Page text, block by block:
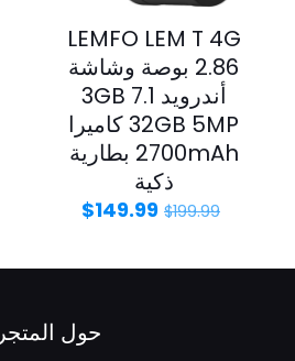
LEMFO LEM T 4G
2.86 بوصة وشاشة
أندرويد 7.1 3GB
32GB 5MP كاميرا
2700mAh بطارية
ذكية
$199.99
$149.99
حول المتجر